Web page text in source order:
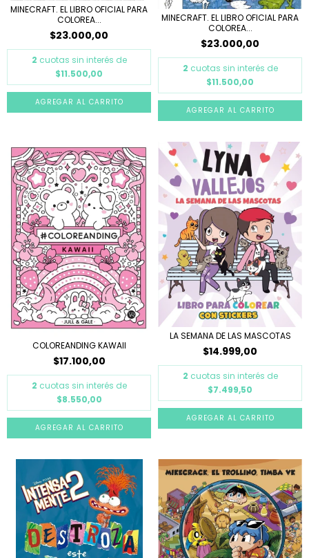
MINECRAFT. EL LIBRO OFICIAL PARA
COLOREA...
$23.000,00
2 cuotas sin interés de
$11.500,00
MINECRAFT. EL LIBRO OFICIAL PARA
COLOREA...
$23.000,00
2 cuotas sin interés de
$11.500,00
COLOREANDING KAWAII
$17.100,00
2 cuotas sin interés de
$8.550,00
LA SEMANA DE LAS MASCOTAS
$14.999,00
2 cuotas sin interés de
$7.499,50